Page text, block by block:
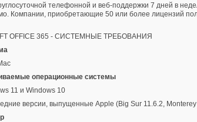
телефонной и веб-поддержки 7 дней в
Компании, приобретающие 50 или более лицензий
OFFICE 365 - СИСТЕМНЫЕ ТРЕБОВАНИЯ
операционные системы
11 и Windows 10
версии, выпущенные Apple (Big Sur 11.6.2, Monterey